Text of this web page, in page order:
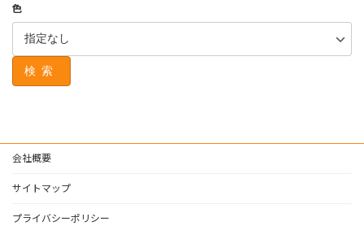
色
検索
会社概要
サイトマップ
プライバシーポリシー